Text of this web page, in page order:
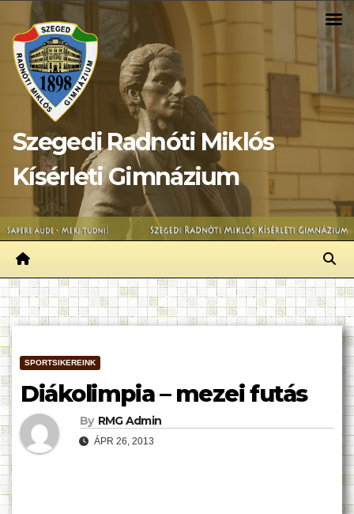
content
Szegedi Radnóti Miklós
Kísérleti Gimnázium
SPORTSIKEREINK
Diákolimpia – mezei futás
By RMG Admin
ÁPR 26, 2013